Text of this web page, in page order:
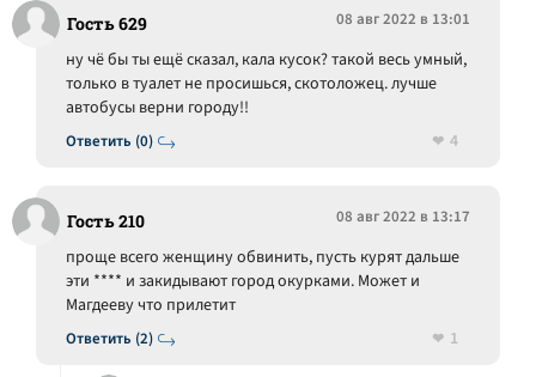
Гость 629 08 авг 2022 в 13:01
Ответить (0)
ну чё бы ты ещё сказал, кала кусок? такой весь умный,
только в туалет не просишься, скотоложец. лучше
автобусы верни городу!!
4
Гость 210 08 авг 2022 в 13:17
Ответить (2)
проще всего женщину обвинить, пусть курят дальше
эти **** и закидывают город окурками. Может и
Магдееву что прилетит
1